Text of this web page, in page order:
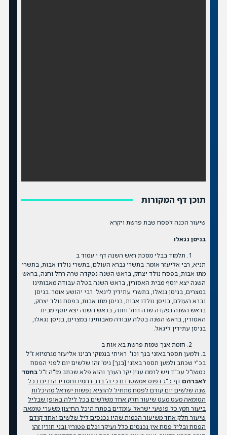
תוכן דף המקורות
שיעור הכנה לפסח שבת פרשת ויקרא
בניסן נגאלו
תלמוד בבלי מסכת ראש השנה דף י עמוד ב
תניא, רבי אליעזר אומר: בתשרי נברא העולם, בתשרי נולדו אבות, בתשרי
מתו אבות, בפסח נולד יצחק, בראש השנה נפקדה שרה רחל וחנה, בראש
השנה יצא יוסף מבית האסורין, בראש השנה בטלה עבודה מאבותינו
במצרים, בניסן נגאלו, בתשרי עתידין ליגאל. רבי יהושע אומר: בניסן
נברא העולם, בניסן נולדו אבות, בניסן מתו אבות, בפסח נולד יצחק,
בראש השנה נפקדה שרה רחל וחנה, בראש השנה יצא יוסף מבית
האסורין, בראש השנה בטלה עבודה מאבותינו במצרים, בניסן נגאלו,
בניסן עתידין ליגאל.
חומת אנך שמות פרשת בא אות ב
ב. ולמען תספר באזני בנך וכו'. ראיתי בנמוקי רבינו אליעזר מגרמיזא ז"ל
בכ"י שכתב ולמען תספר באזני [בנך] גימ' זהו שלשים יום לפני הפסח
כמשז"ל עכ"ד ויש לרמוז ענין יקר הערך והוא פלא שכתב מז"ה ז"לבחסד
לאברהם דף כ"ג דפוס אמשטרדם כי ה' ברב רחמיו וחסדיו הרבים בכל
שנה שלשים יום קודם לפסח מתחיל להוציא נפשות ישראל מהיכלות
הטומאה מעט מעט שיעור חלק אחד משלשים בכל לילה באופן שבליל
ביעור חמץ כל פושעי ישראל עומדים בפתח היכל החיצון משערי טומאה
שיעור חלק אחד משיעור הכמות שהיו נכנסים ליל שלשים ואחד קודם
הפסח ובליל פסח אין נכנסים כלל ועיקר וכלם פטורין ובני חורין זהו